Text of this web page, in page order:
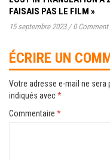
FAISAIS PAS LE FILM »
15 septembre 2023 / 0 Comment
ÉCRIRE UN
Votre adresse e-mail ne sera
indiqués avec*
Commentaire *